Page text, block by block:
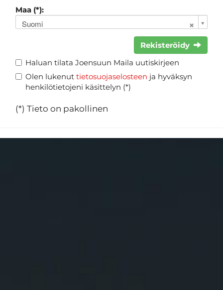
Maa (*):
Suomi
Rekisteröidy
Haluan tilata Joensuun Maila uutiskirjeen
Olen lukenut tietosuojaselosteen ja hyväksyn
henkilötietojeni käsittelyn (*)
(*) Tieto on pakollinen